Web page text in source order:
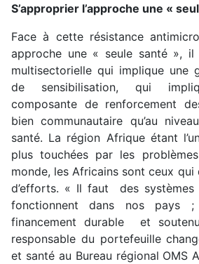
S’approprier l’approche une «
Face à cette résistance
approche une « seule santé »,
multisectorielle qui implique une
de sensibilisation, qui
composante de renforcement
bien communautaire qu’au
santé. La région Afrique étant
plus touchées par les
monde, les Africains sont ceux
d’efforts. « Il faut des systèmes
fonctionnent dans nos pays
financement durable et
responsable du portefeuille
et santé au Bureau régional OMS